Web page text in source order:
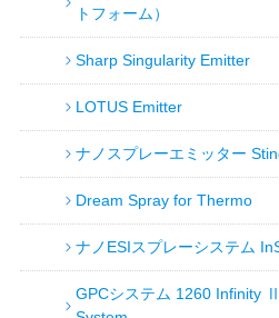
トフォーム）
Sharp Singularity Emitter
LOTUS Emitter
ナノスプレーエミッター
Dream Spray for Thermo
ナノESIスプレーシステム
GPCシステム 1260 Infinity